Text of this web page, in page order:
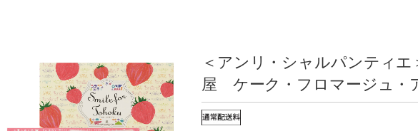
＜アンリ・シャルパンティ
屋 ケーク・フロマージュ・